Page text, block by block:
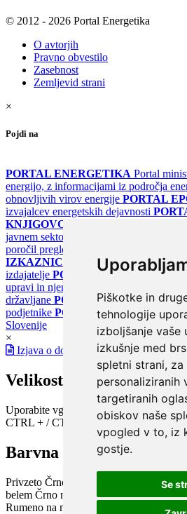
Piškotke in
tehnologije
izboljšanje vaše
izkušnje med
spletni strani,
personaliziranih
targetiranih
obiskov naše
vpogled v to, iz
gostje.
Se
© 2012 - 2026 Portal Energetika
O avtorjih
Pravno obvestilo
Zasebnost
Zemljevid strani
×
Pojdi na
PORTAL ENERGETIKA Portal
energijo, z informacijami iz področja
obnovljivih virov energije PORTAL
izvajalcev energetskih dejavnosti
KNJIGOVODSTVO
javnem sektorju
poročil pregledov klimatskih sistemov
IZKAZNICE
Register energetskih
izdajatelje PORTAL GOV.SI Osrednje
upravi in njenih storitvah
državljane PORTAL SPOT Državni
podjetnike PORTAL OPSI Državni
Slovenije
×
Izjava o dostopnosti
Velikost pisave
Uporabite vgrajeno funkcijo brskalnika
CTRL + / CTRL -
Barvna shema
Privzeto Črno na belem Belo na črnem
belem Črno na zelenem Črno na
Rumeno na modrem
Turkizno na črnem